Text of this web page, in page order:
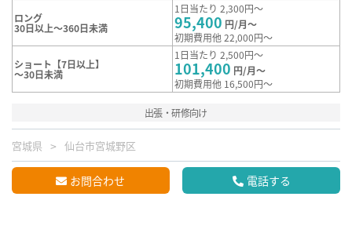
ロング
30日以上～360日未満
1日当たり 2,300円～
95,400 円/月～
初期費用他 22,000円～
ショート【7日以上】
～30日未満
1日当たり 2,500円～
101,400 円/月～
初期費用他 16,500円～
出張・研修向け
宮城県 仙台市宮城野区
お問合わせ 電話する